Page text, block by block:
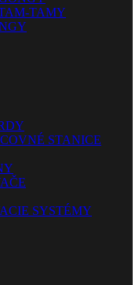
TAMY
STANICE
SYSTÉMY